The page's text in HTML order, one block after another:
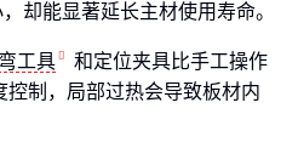
却能显著延长主材使用寿命。
工具
和定位夹具比手工操作
控制，局部过热会导致板材内